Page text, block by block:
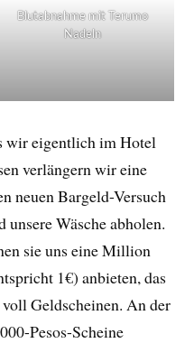
Blutabnahme mit Terumo
Nadeln
wir eigentlich im Hotel
verlängern wir eine
neuen Bargeld-Versuch
Wäsche abholen.
sie uns eine Million
1€) anbieten, das
Geldscheinen. An der
Pesos-Scheine